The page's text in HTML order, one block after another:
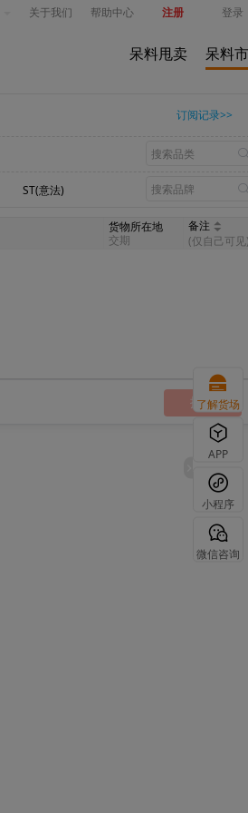
关于我们 帮助中心 注册 登录
呆料甩卖 呆料
订阅记录>>
ST(意法)
货物所在地
交期
备注
(仅自己可
提交
了解货场
APP
小程序
微信咨询